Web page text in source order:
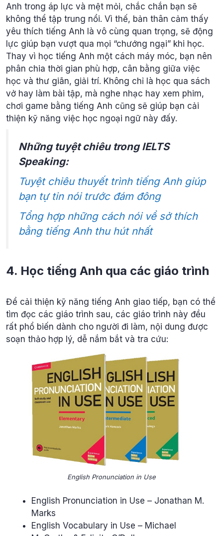
Anh trong áp lực và mệt mỏi, chắc chắn bạn sẽ
không thể tập trung nổi. Vì thế, bản thân cảm thấy
yêu thích tiếng Anh là vô cùng quan trọng, sẽ động
lực giúp bạn vượt qua mọi “chướng ngại” khi học.
Thay vì học tiếng Anh một cách máy móc, bạn nên
phân chia thời gian phù hợp, cân bằng giữa việc
học và thư giãn, giải trí. Không chỉ là học qua sách
vở hay làm bài tập, mà nghe nhạc hay xem phim,
chơi game bằng tiếng Anh cũng sẽ giúp bạn cải
thiện kỹ năng việc học ngoại ngữ này đấy.
Những tuyệt chiêu trong IELTS
Speaking:
Tuyệt chiêu thuyết trình tiếng Anh giúp
bạn tự tin nói trước đám đông
Tổng hợp những cách nói về sở thích
bằng tiếng Anh thu hút nhất
4. Học tiếng Anh qua các giáo trình
Để cải thiện kỹ năng tiếng Anh giao tiếp, bạn có thể
tìm đọc các giáo trình sau, các giáo trình này đều
rất phổ biến dành cho người đi làm, nội dung được
soạn thảo hợp lý, dễ nắm bắt và tra cứu:
English Pronunciation in Use
English Pronunciation in Use – Jonathan M.
Marks
English Vocabulary in Use – Michael